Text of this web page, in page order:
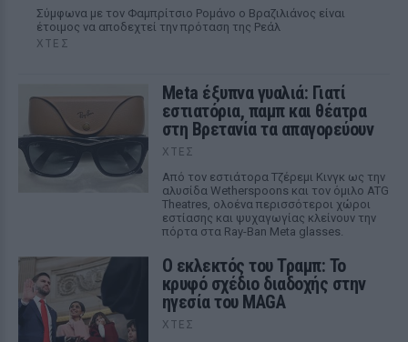
Σύμφωνα με τον Φαμπρίτσιο Ρομάνο ο Βραζιλιάνος είναι
έτοιμος να αποδεχτεί την πρόταση της Ρεάλ
ΧΤΕΣ
Meta έξυπνα γυαλιά: Γιατί
εστιατόρια, παμπ και θέατρα
στη Βρετανία τα απαγορεύουν
ΧΤΕΣ
Από τον εστιάτορα Τζέρεμι Κινγκ ως την
αλυσίδα Wetherspoons και τον όμιλο ATG
Theatres, ολοένα περισσότεροι χώροι
εστίασης και ψυχαγωγίας κλείνουν την
πόρτα στα Ray-Ban Meta glasses.
Ο εκλεκτός του Τραμπ: Το
κρυφό σχέδιο διαδοχής στην
ηγεσία του MAGA
ΧΤΕΣ